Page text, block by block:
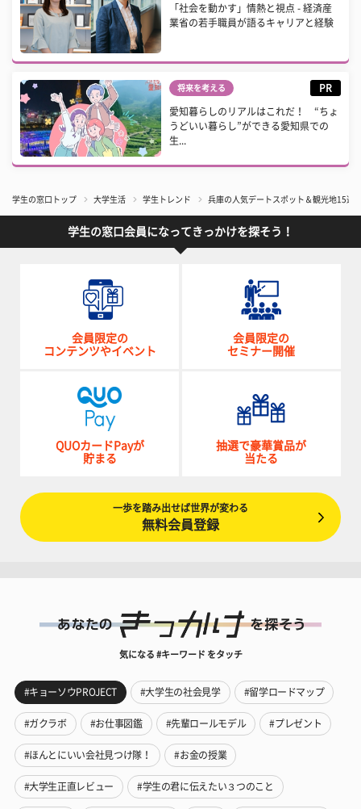
「社会を動かす」情熱と視点 - 経済産
業省の若手職員が語るキャリアと経験
将来を考える PR
愛知暮らしのリアルはこれだ！ “ちょ
うどいい暮らし”ができる愛知県での
生...
学生の窓口トップ 大学生活 学生トレンド 兵庫の人気デートスポット＆観光地15
学生の窓口会員になってきっかけを探そう！
会員限定の
コンテンツやイベント
会員限定の
セミナー開催
QUOカードPayが
貯まる
抽選で豪華賞品が
当たる
一歩を踏み出せば世界が変わる
無料会員登録
気になる #キーワード をタッチ
#キョーソウPROJECT #大学生の社会見学 #留学ロードマップ
#ガクラボ #お仕事図鑑 #先輩ロールモデル #プレゼント
#ほんとにいい会社見つけ隊！ #お金の授業
#大学生正直レビュー #学生の君に伝えたい３つのこと